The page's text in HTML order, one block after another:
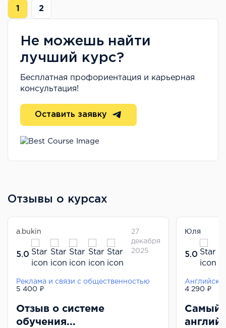
1 2
Не можешь найти
лучший курс?
Бесплатная профориентация и карьерная
консультация!
Оставить заявку
Отзывы о курсах
a.bukin
5.0
27
декабря
2025
Реклама и связи с общественностью
5 400 ₽
Отзыв о системе
обучения...
Юля
5.0
4 290 ₽
Самый